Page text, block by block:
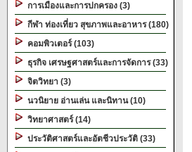
การเมืองและการปกครอง (3)
กีฬา ท่องเที่ยว สุขภาพและอาหาร (180)
คอมพิวเตอร์ (103)
ธุรกิจ เศรษฐศาสตร์และการจัดการ (33)
จิตวิทยา (3)
นวนิยาย อ่านเล่น และนิทาน (10)
วิทยาศาสตร์ (14)
ประวัติศาสตร์และอัตชีวประวัติ (33)